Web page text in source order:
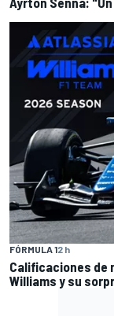
FÓRMULA 12 h
Calificaciones de
Williams y su